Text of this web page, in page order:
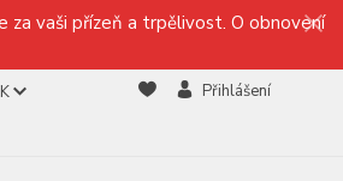
za vaši přízeň a trpělivost. O obnovení
Přihlášení